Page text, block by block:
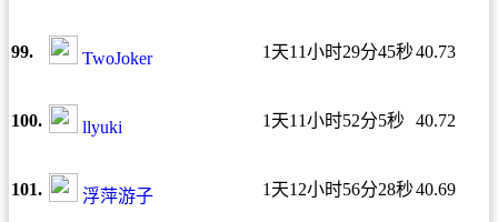
99. TwoJoker 1天11小时29分45秒40.73
100. llyuki 1天11小时52分5秒 40.72
101. 浮萍游子 1天12小时56分28秒40.69